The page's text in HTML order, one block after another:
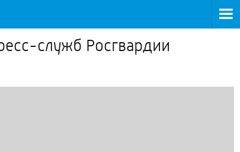
служб Росгвардии